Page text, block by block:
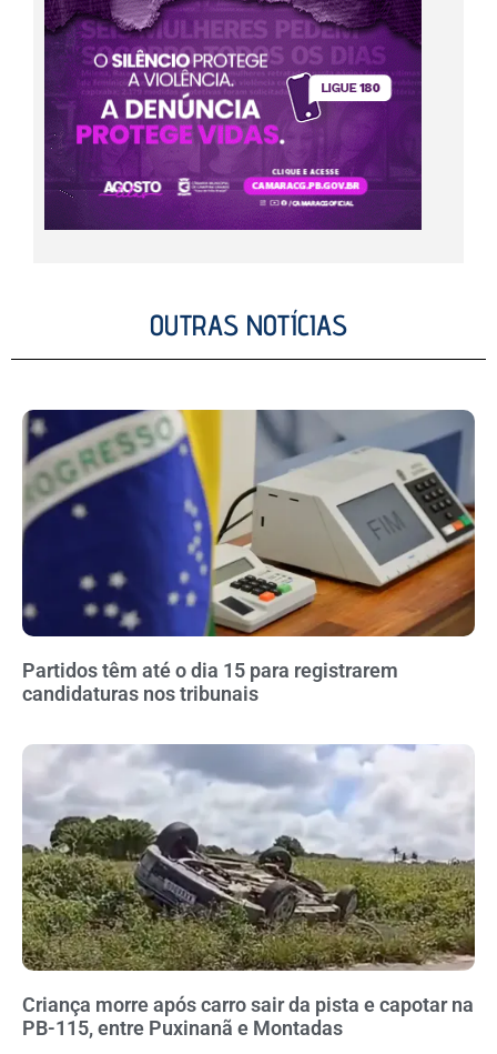
OUTRAS NOTÍCIAS
Partidos têm até o dia 15 para registrarem
candidaturas nos tribunais
Criança morre após carro sair da pista e capotar na
PB-115, entre Puxinanã e Montadas